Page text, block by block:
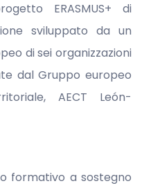
ERASMUS+ di
sviluppato da un
di sei organizzazioni
dal Gruppo europeo
AECT León-
formativo a sostegno